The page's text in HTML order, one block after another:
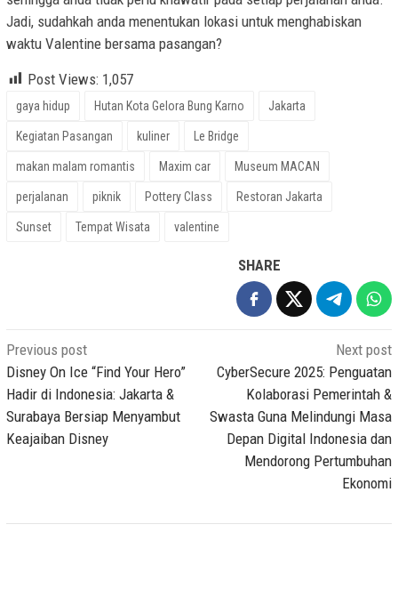
Jadi, sudahkah anda menentukan lokasi untuk menghabiskan
waktu Valentine bersama pasangan?
Post Views: 1,057
gaya hidup Hutan Kota Gelora Bung Karno Jakarta
Kegiatan Pasangan kuliner Le Bridge
makan malam romantis Maxim car Museum MACAN
perjalanan piknik Pottery Class Restoran Jakarta
Sunset Tempat Wisata valentine
SHARE
Post
navigation
Previous post
Disney On Ice “Find Your Hero”
Hadir di Indonesia: Jakarta &
Surabaya Bersiap Menyambut
Keajaiban Disney
Next post
CyberSecure 2025: Penguatan
Kolaborasi Pemerintah &
Swasta Guna Melindungi Masa
Depan Digital Indonesia dan
Mendorong Pertumbuhan
Ekonomi